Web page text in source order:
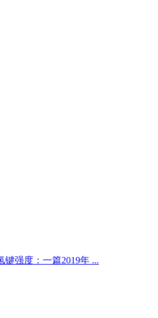
强度：一篇2019年 ...